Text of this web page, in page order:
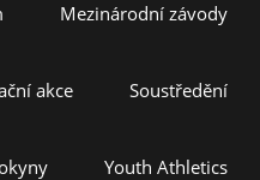
Mezinárodní závody
akce Soustředění
Youth Athletics